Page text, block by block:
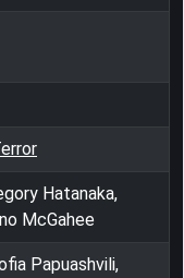
Hatanaka,
McGahee
Papuashvili,